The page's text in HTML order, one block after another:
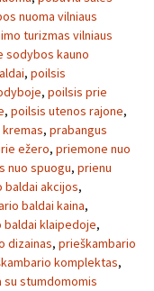
nuoma vilniaus
turizmas vilniaus
sodybos kauno
, poilsis
, poilsis prie
, poilsis utenos rajone,
, prabangus
ežero, priemone nuo
nuo spuogu, prienu
baldai akcijos,
baldai kaina,
klaipedoje,
dizainas, prieškambario
komplektas,
stumdomomis